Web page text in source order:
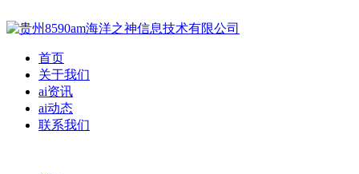
首页
关于我们
ai资讯
ai动态
联系我们